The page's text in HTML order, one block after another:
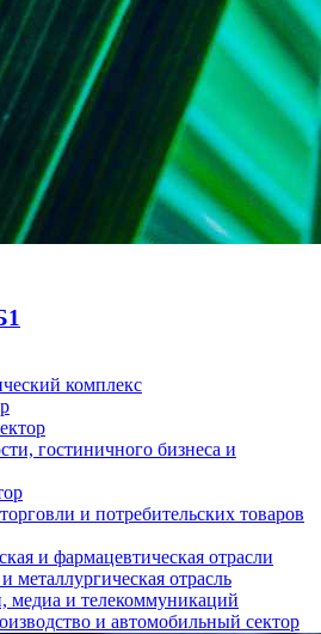
комплекс
гостиничного бизнеса и
и потребительских товаров
и фармацевтическая отрасли
отрасль
медиа и телекоммуникаций
и автомобильный сектор